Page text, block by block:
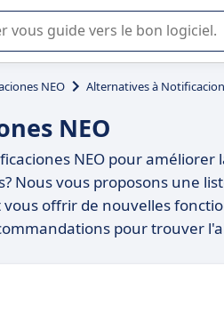
ou la sélection de logiciel
NEO Alternatives à
NEO
NEO pour améliorer
Nous vous proposons une
offrir de nouvelles
pour trouver